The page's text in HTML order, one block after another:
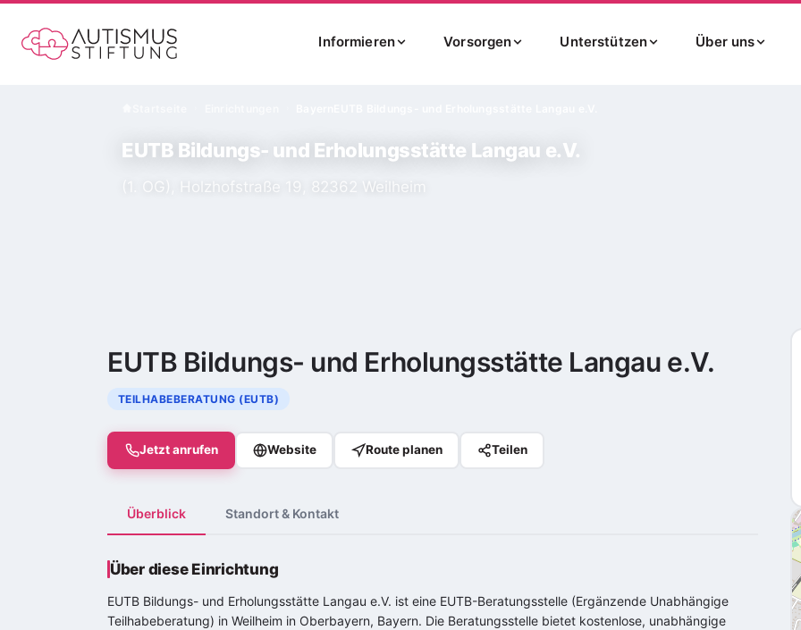
Informieren Vorsorgen Unterstützen Über uns
EUTB Bildungs- und Erholungsstätte Langau e.V.
(1. OG), Holzhofstraße 19, 82362 Weilheim
EUTB Bildungs- und Erholungsstätte Langau e.V.
TEILHABEBERATUNG (EUTB)
Jetzt anrufen Website Route planen Teilen
Überblick Standort & Kontakt
Über diese Einrichtung
EUTB Bildungs- und Erholungsstätte Langau e.V. ist eine EUTB-Beratungsstelle (Ergänzende Unabhängige
Teilhabeberatung) in Weilheim in Oberbayern, Bayern. Die Beratungsstelle bietet kostenlose, unabhängige